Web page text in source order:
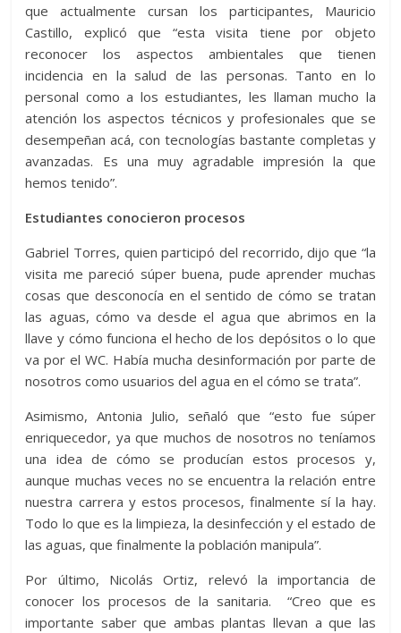
que actualmente cursan los participantes, Mauricio
Castillo, explicó que “esta visita tiene por objeto
reconocer los aspectos ambientales que tienen
incidencia en la salud de las personas. Tanto en lo
personal como a los estudiantes, les llaman mucho la
atención los aspectos técnicos y profesionales que se
desempeñan acá, con tecnologías bastante completas y
avanzadas. Es una muy agradable impresión la que
hemos tenido”.
Estudiantes conocieron procesos
Gabriel Torres, quien participó del recorrido, dijo que “la
visita me pareció súper buena, pude aprender muchas
cosas que desconocía en el sentido de cómo se tratan
las aguas, cómo va desde el agua que abrimos en la
llave y cómo funciona el hecho de los depósitos o lo que
va por el WC. Había mucha desinformación por parte de
nosotros como usuarios del agua en el cómo se trata”.
Asimismo, Antonia Julio, señaló que “esto fue súper
enriquecedor, ya que muchos de nosotros no teníamos
una idea de cómo se producían estos procesos y,
aunque muchas veces no se encuentra la relación entre
nuestra carrera y estos procesos, finalmente sí la hay.
Todo lo que es la limpieza, la desinfección y el estado de
las aguas, que finalmente la población manipula”.
Por último, Nicolás Ortiz, relevó la importancia de
conocer los procesos de la sanitaria. “Creo que es
importante saber que ambas plantas llevan a que las